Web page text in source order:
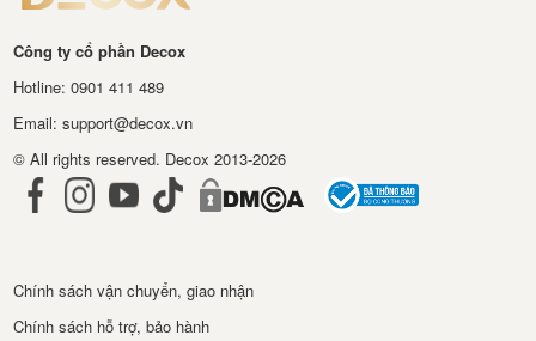
Công ty cổ phần Decox
Hotline: 0901 411 489
Email: support@decox.vn
© All rights reserved. Decox 2013-2026
Chính sách vận chuyển, giao nhận
Chính sách hỗ trợ, bảo hành